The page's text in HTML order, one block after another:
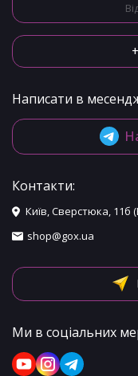
Написати в
Контакти:
Київ, Сверстюка, 11б
shop@gox.ua
Ми в соціальних